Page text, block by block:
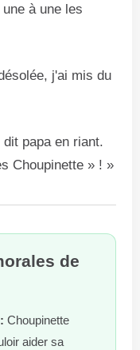
à une les
j'ai mis du
papa en riant.
Choupinette » ! »
de
Choupinette
aider sa